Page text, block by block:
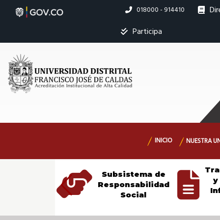
Inicio
|
Universidad
Distrital
Francisco
José
Linea
018000 - 914410
Participa
principal
INICIO NUESTRA
Subsistema de
Responsabilidad
Social
y